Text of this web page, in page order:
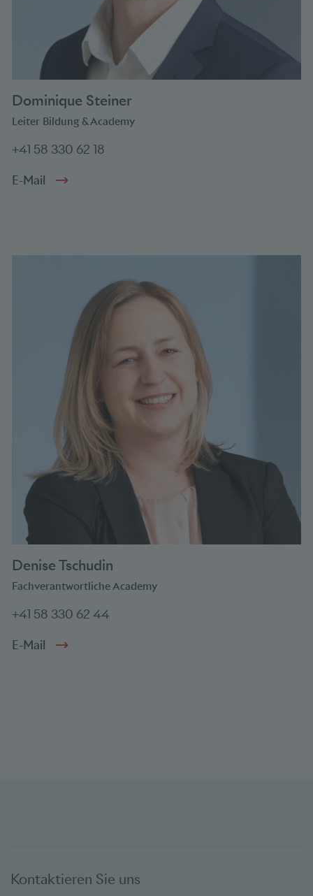
Dominique Steiner
Leiter Bildung & Academy
+41 58 330 62 18
E-Mail
Denise Tschudin
Fachverantwortliche Academy
+41 58 330 62 44
E-Mail
Kontaktieren Sie uns